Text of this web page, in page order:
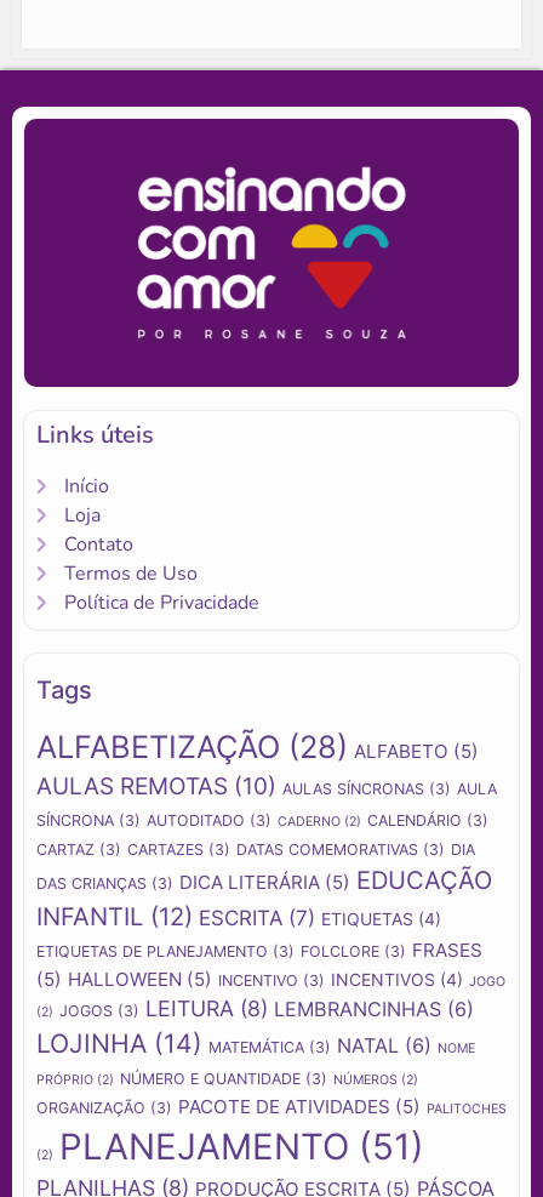
Links úteis
Início
Loja
Contato
Termos de Uso
Política de Privacidade
Tags
ALFABETIZAÇÃO (28) ALFABETO (5)
AULAS REMOTAS (10) AULAS SÍNCRONAS (3) AULA
SÍNCRONA (3) AUTODITADO (3) CADERNO (2) CALENDÁRIO (3)
CARTAZ (3) CARTAZES (3) DATAS COMEMORATIVAS (3) DIA
DAS CRIANÇAS (3) DICA LITERÁRIA (5) EDUCAÇÃO
INFANTIL (12) ESCRITA (7) ETIQUETAS (4)
ETIQUETAS DE PLANEJAMENTO (3) FOLCLORE (3) FRASES
(5) HALLOWEEN (5) INCENTIVO (3) INCENTIVOS (4) JOGO
(2) JOGOS (3) LEITURA (8) LEMBRANCINHAS (6)
LOJINHA (14) MATEMÁTICA (3) NATAL (6)
NOME
PRÓPRIO (2) NÚMERO E QUANTIDADE (3) NÚMEROS (2)
ORGANIZAÇÃO (3) PACOTE DE ATIVIDADES (5) PALITOCHES
(2) PLANEJAMENTO (51)
PLANILHAS (8) PRODUÇÃO ESCRITA (5) PÁSCOA